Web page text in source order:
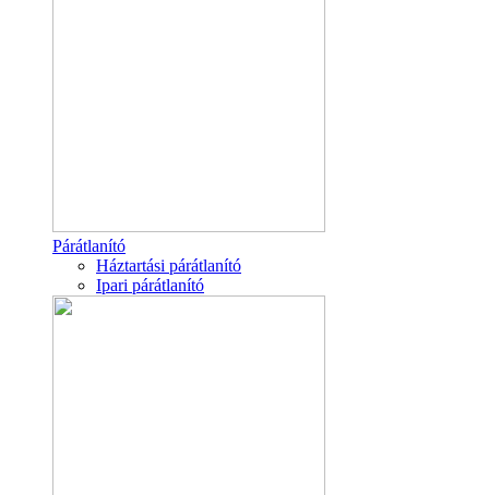
Párátlanító
Háztartási párátlanító
Ipari párátlanító